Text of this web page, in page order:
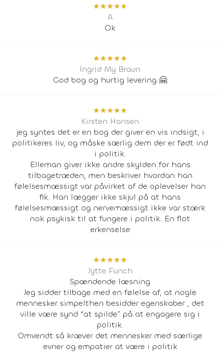
★★★★★
A
Ok
★★★★★
Ingrid My Braun
God bog og hurtig levering 🤗
★★★★★
Kirsten Hansen
jeg syntes det er en bog der giver en vis indsigt, i
politikeres liv, og måske særlig dem der er født ind
i politik.
Elleman giver ikke andre skylden for hans
tilbagetræden, men beskriver hvordan han
følelsesmæssigt var påvirket af de oplevelser han
fik. Han lægger ikke skjul på at hans
følelsesmæssigt og nervemæssigt ikke var stærk
nok psykisk til at fungere i politik. En flot
erkenselse
★★★★★
Jytte Funch
Spændende læsning
Jeg sidder tilbage med en følelse af, at nogle
mennesker simpelthen besidder egenskaber , det
ville være synd “at spilde” på at engagere sig i
politik.
Omvendt så kræver det mennesker med særlige
evner og empatier at være i politik